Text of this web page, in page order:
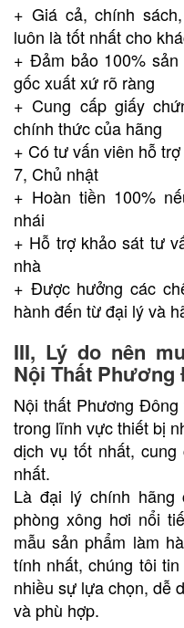
+ Giá cả, chính
luôn là tốt nhất cho
+ Đảm bảo 100%
gốc xuất xứ rõ ràng
+ Cung cấp giấy
chính thức của hãng
+ Có tư vấn viên hỗ
7, Chủ nhật
+ Hoàn tiền 100%
nhái
+ Hỗ trợ khảo sát tư
nhà
+ Được hưởng các
hành đến từ đại lý và
III, Lý do nên
Nội Thất Phương
Nội thất Phương
trong lĩnh vực thiết bị
dịch vụ tốt nhất,
nhất.
Là đại lý chính hãng
phòng xông hơi nổi
mẫu sản phẩm làm
tính nhất, chúng tôi
nhiều sự lựa chọn, dễ
và phù hợp.